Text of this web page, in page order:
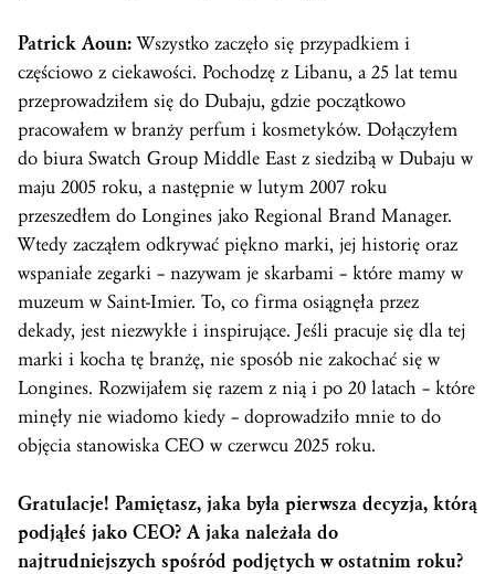
Patrick Aoun:Wszystko zaczęło się przypadkiem i
częściowo z ciekawości. Pochodzę z Libanu, a 25 lat temu
przeprowadziłem się do Dubaju, gdzie początkowo
pracowałem w branży perfum i kosmetyków. Dołączyłem
do biura Swatch Group Middle East z siedzibą w Dubaju w
maju 2005 roku, a następnie w lutym 2007 roku
przeszedłem do Longines jako Regional Brand Manager.
Wtedy zacząłem odkrywać piękno marki, jej historię oraz
wspaniałe zegarki – nazywam je skarbami – które mamy w
muzeum w Saint-Imier. To, co firma osiągnęła przez
dekady, jest niezwykłe i inspirujące. Jeśli pracuje się dla tej
marki i kocha tę branżę, nie sposób nie zakochać się w
Longines. Rozwijałem się razem z nią i po 20 latach – które
minęły nie wiadomo kiedy – doprowadziło mnie to do
objęcia stanowiska CEO w czerwcu 2025 roku.
Gratulacje! Pamiętasz, jaka była pierwsza decyzja, którą
podjąłeś jako CEO? A jaka należała do
najtrudniejszych spośród podjętych w ostatnim roku?